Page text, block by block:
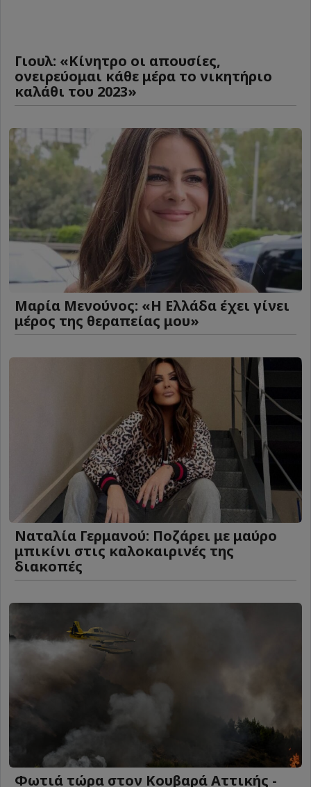
Γιουλ: «Κίνητρο οι απουσίες,
ονειρεύομαι κάθε μέρα το νικητήριο
καλάθι του 2023»
Μαρία Μενούνος: «Η Ελλάδα έχει γίνει
μέρος της θεραπείας μου»
Ναταλία Γερμανού: Ποζάρει με μαύρο
μπικίνι στις καλοκαιρινές της
διακοπές
Φωτιά τώρα στον Κουβαρά Αττικής -